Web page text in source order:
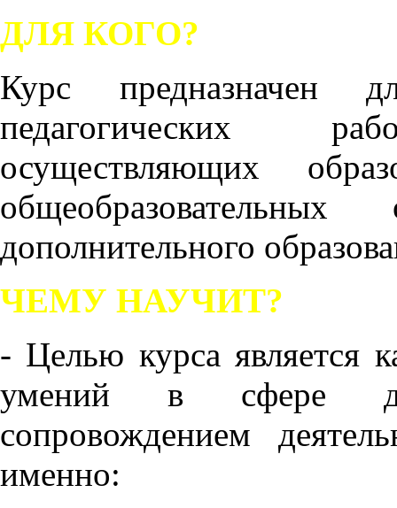
ДЛЯ КОГО?
Курс предназначен
педагогических
осуществляющих
общеобразовательных
дополнительного
ЧЕМУ НАУЧИТ?
- Целью курса является
умений в сфере
сопровождением
именно: